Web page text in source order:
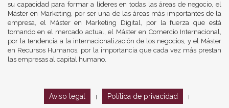
su capacidad para formar a líderes en todas las áreas de negocio, el
Máster en Marketing, por ser una de las áreas más importantes de la
empresa, el Máster en Marketing Digital, por la fuerza que está
tomando en el mercado actual, el Máster en Comercio Internacional,
por la tendencia a la internacionalización de los negocios, y el Máster
en Recursos Humanos, por la importancia que cada vez más prestan
las empresas al capital humano.
Aviso legal Política de privacidad